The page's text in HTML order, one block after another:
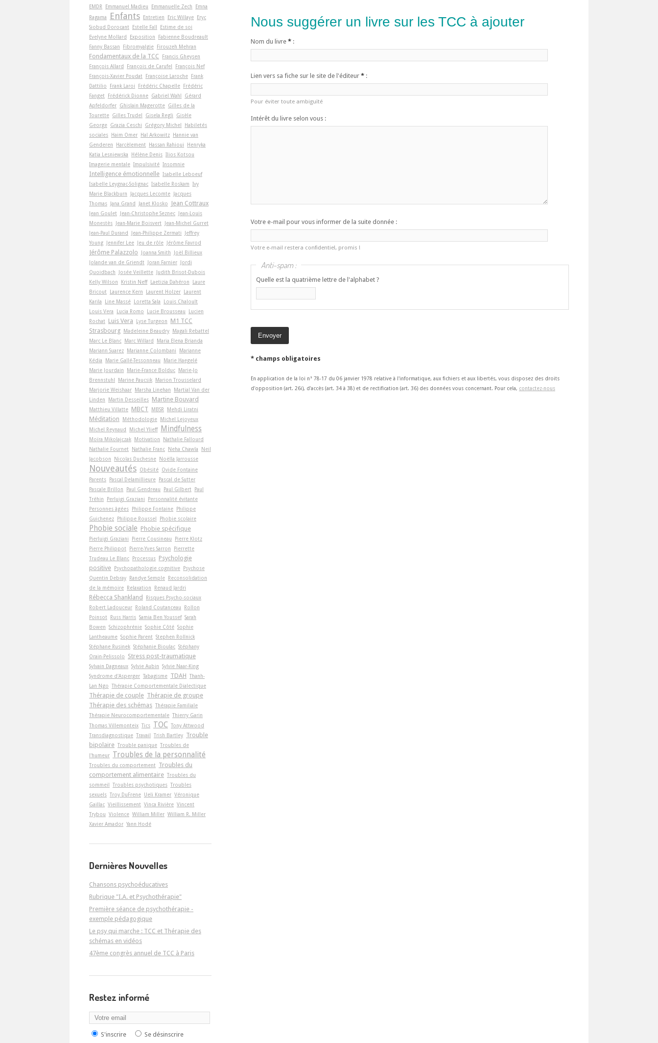
Nous suggérer un livre sur les TCC à ajouter
Nom du livre * :
Lien vers sa fiche sur le site de l'éditeur * :
Pour éviter toute ambiguïté
Intérêt du livre selon vous :
Votre e-mail pour vous informer de la suite donnée :
Votre e-mail restera confidentiel, promis !
Anti-spam :
Quelle est la quatrième lettre de l'alphabet ?
* champs obligatoires
En application de la loi n° 78-17 du 06 janvier 1978 relative à l'informatique, aux fichiers et aux libertés, vous disposez des droits
d'opposition (art. 26i), d'accès (art. 34 à 38) et de rectification (art. 36) des données vous concernant. Pour cela, contactez-nous
EMDR
Emmanuel Madieu Emmanuelle Zech
Emna
Ragama
Enfants Entretien Eric Willaye Eryc
Siobud Dorocant Estelle Fall
Estime de soi
Evelyne Mollard
Exposition
Fabienne Boudreault
Fanny Bassan
Fibromyalgie Firouzeh Mehran
Fondamentaux de la TCC
Francis Gheysen
François Allard
François de Carufel
François Nef
François-Xavier Poudat Françoise Laroche Frank
Dattilio
Frank Laroi Frédéric Chapelle Frédéric
Fanget Frédérick Dionne Gabriel Wahl
Gérard
Apfeldorfer Ghislain Magerotte Gilles de la
Tourette Gilles Trudel Gisela Regli
Gisèle
George Grazia Ceschi Grégory Michel
Habiletés
sociales Haim Omer Hal Arkowitz Hannie van
Genderen
Harcèlement Hassan Rahioui
Henryka
Katia Lesniewska
Hélène Denis Ilios Kotsou
Imagerie mentale Impulsivité Insomnie
Intelligence émotionnelle Isabelle Leboeuf
Isabelle Leygnac-Solignac Isabelle Roskam Ivy
Marie Blackburn
Jacques Lecomte Jacques
Thomas Jana Grand Janet Klosko Jean Cottraux
Jean Goulet Jean-Christophe Seznec Jean-Louis
Monestès Jean-Marie Boisvert Jean-Michel Gurret
Jean-Paul Durand
Jean-Philippe Zermati
Jeffrey
Young Jennifer Lee Jeu de rôle Jérôme Favrod
Jérôme Palazzolo Joanna Smith
Joël Billieux
Jolande van de Griendt Joran Farnier Jordi
Quoidbach
Josée Veillette Judith Brisot-Dubois
Kelly Wilson
Kristin Neff Laetizia Dahéron
Laure
Bricout Laurence Kern Laurent Holzer Laurent
Karila
Line Massé Loretta Sala
Louis Chaloult
Louis Vera
Lucia Romo Lucie Brousseau
Lucien
Rochat Luis Vera Lyse Turgeon
M1 TCC
Strasbourg Madeleine Beaudry Magali Rebattel
Marc Le Blanc Marc Willard
Maria Elena Brianda
Mariann Suarez Marianne Colombani
Marianne
Kédia
Marie Gallé-Tessonneau
Marie Haegelé
Marie Jourdain
Marie-France Bolduc Marie-Jo
Brennstuhl
Marine Paucsik Marion Trousselard
Marjorie Weishaar Marsha Linehan
Martial Van der
Linden
Martin Desseilles Martine Bouvard
Matthieu Villatte MBCT MBSR Mehdi Liratni
Méditation Méthodologie Michel Lejoyeux
Michel Reynaud
Michel Ylieff Mindfulness
Moïra Mikolajczak Motivation
Nathalie Fallourd
Nathalie Fournet Nathalie Franc Neha Chawla
Neil
Jacobson
Nicolas Duchesne Noëlla Jarrousse
Nouveautés Obésité Ovide Fontaine
Parents Pascal Delamillieure Pascal de Sutter
Pascale Brillon
Paul Gendreau Paul Gilbert Paul
Tréhin
Perluigi Graziani
Personnalité évitante
Personnes âgées Philippe Fontaine Philippe
Guichenez Philippe Roussel Phobie scolaire
Phobie sociale Phobie spécifique
Pierluigi Graziani Pierre Cousineau
Pierre Klotz
Pierre Philippot Pierre-Yves Sarron
Pierrette
Trudeau Le Blanc Processus Psychologie
positive Psychopathologie cognitive Psychose
Quentin Debray Randye Semple Reconsolidation
de la mémoire Relaxation Renaud Jardri
Rébecca Shankland
Risques Psycho-sociaux
Robert Ladouceur Roland Coutanceau
Rollon
Poinsot Russ Harris Samia Ben Youssef Sarah
Bowen Schizophrénie Sophie Côté Sophie
Lantheaume Sophie Parent Stephen Rollnick
Stéphane Rusinek Stéphanie Bioulac Stéphany
Orain-Pelissolo
Stress post-traumatique
Sylvain Dagneaux Sylvie Aubin Sylvie Naar-King
Syndrome d'Asperger Tabagisme TDAH Thanh-
Lan Ngo Thérapie Comportementale Dialectique
Thérapie de couple Thérapie de groupe
Thérapie des schémas Thérapie Familiale
Thérapie Neurocomportementale Thierry Garin
Thomas Villemonteix Tics TOC Tony Attwood
Transdiagnostique Travail Trish Bartley Trouble
bipolaire Trouble panique Troubles de
l'humeur Troubles de la personnalité
Troubles du comportement Troubles du
comportement alimentaire Troubles du
sommeil Troubles psychotiques Troubles
sexuels Troy DuFrene Ueli Kramer Véronique
Gaillac Vieillissement Vinca Rivière Vincent
Trybou Violence William Miller William R. Miller
Xavier Amador Yann Hodé
Dernières Nouvelles
Chansons psychoéducatives
Rubrique "I.A. et Psychothérapie"
Première séance de psychothérapie -
exemple pédagogique
Le psy qui marche : TCC et Thérapie des
schémas en vidéos
47ème congrès annuel de TCC à Paris
Restez informé
S'inscrire Se désinscrire